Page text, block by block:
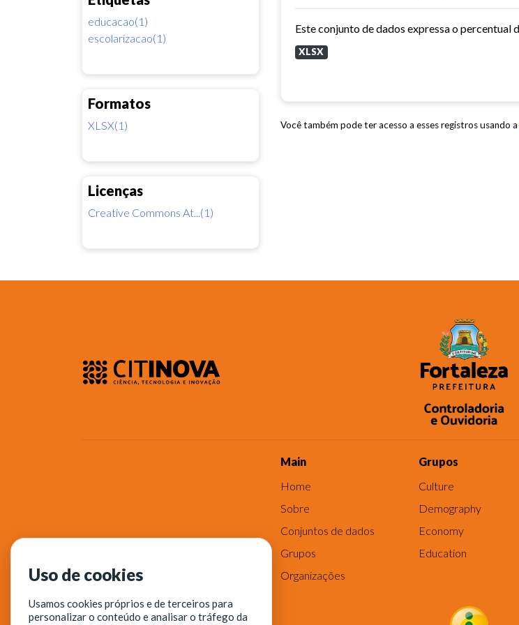
educacao(1)
escolarizacao(1)
Formatos
XLSX(1)
Licenças
Creative Commons At...(1)
XLSX
Você também pode ter acesso a esses registros usando a
Main
Home
Sobre
Conjuntos de dados
Grupos
Organizações
Grupos
Culture
Demography
Economy
Education
Uso de cookies
Usamos cookies próprios e de terceiros para
personalizar o conteúdo e analisar o tráfego da